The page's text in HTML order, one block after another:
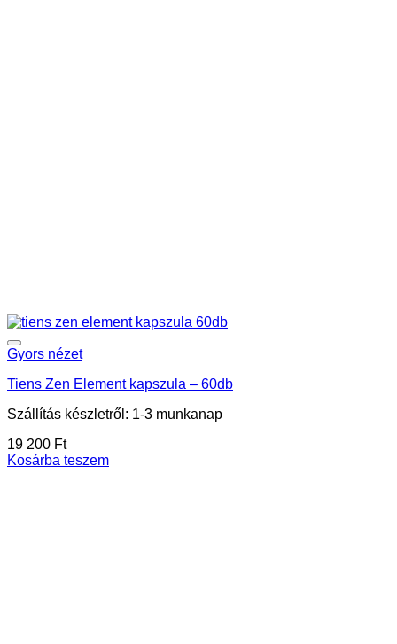
Gyors nézet
Tiens Zen Element kapszula – 60db
Szállítás készletről: 1-3 munkanap
19 200 Ft
Kosárba teszem